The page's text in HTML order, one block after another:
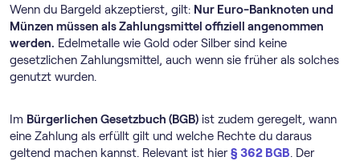
Wenn du Bargeld akzeptierst, gilt: Nur Euro-Banknoten und
Münzen müssen als Zahlungsmittel offiziell angenommen
werden. Edelmetalle wie Gold oder Silber sind keine
gesetzlichen Zahlungsmittel, auch wenn sie früher als solches
genutzt wurden.
Im Bürgerlichen Gesetzbuch (BGB) ist zudem geregelt, wann
eine Zahlung als erfüllt gilt und welche Rechte du daraus
geltend machen kannst. Relevant ist hier§ 362 BGB. Der